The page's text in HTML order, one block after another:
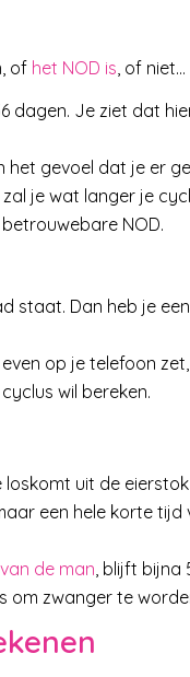
of het NOD is , of niet…
dagen. Je ziet dat
gevoel dat je er
je wat langer je
NOD.
staat. Dan heb je
op je telefoon
wil bereken.
uit de
een hele korte tijd
de man , blijft
om zwanger te